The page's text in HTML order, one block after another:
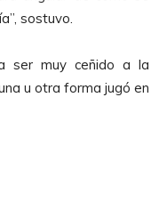
sostuvo.
ser muy ceñido a la
u otra forma jugó en